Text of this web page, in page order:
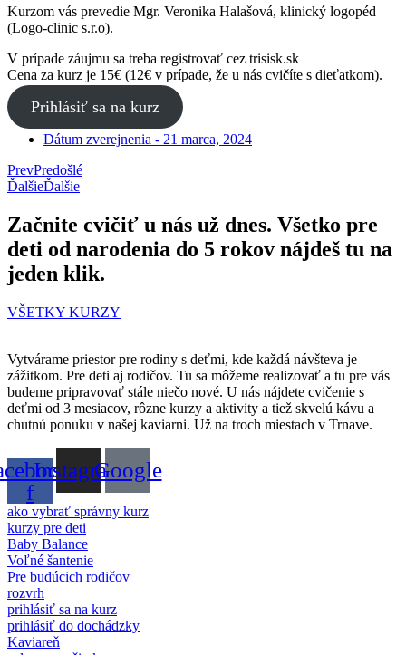
Kurzom vás prevedie Mgr. Veronika Halašová, klinický logopéd
(Logo-clinic s.r.o).
V prípade záujmu sa treba registrovať cez trisisk.sk
Cena za kurz je 15€ (12€ v prípade, že u nás cvičíte s dieťatkom).
Prihlásiť sa na kurz
Dátum zverejnenia - 21 marca, 2024
PrevPredošlé
ĎalšieĎalšie
Začnite cvičiť u nás už dnes. Všetko pre
deti od narodenia do 5 rokov nájdeš tu na
jeden klik.
VŠETKY KURZY
Vytvárame priestor pre rodiny s deťmi, kde každá návšteva je
zážitkom. Pre deti aj rodičov. Tu sa môžeme realizovať a tu pre vás
budeme pripravovať stále niečo nové. U nás nájdete cvičenie s
deťmi od 3 mesiacov, rôzne kurzy a aktivity a tiež skvelú kávu a
chutnú ponuku v našej kaviarni. Už na troch miestach v Trnave.
f
InstagramGoogle
ako vybrať správny kurz
kurzy pre deti
Baby Balance
Voľné šantenie
Pre budúcich rodičov
rozvrh
prihlásiť sa na kurz
prihlásiť do dochádzky
Kaviareň